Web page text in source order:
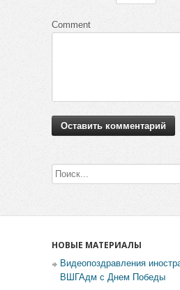
Comment
НОВЫЕ МАТЕРИАЛЫ
Видеопоздравления
ВШГАдм с Днем Победы